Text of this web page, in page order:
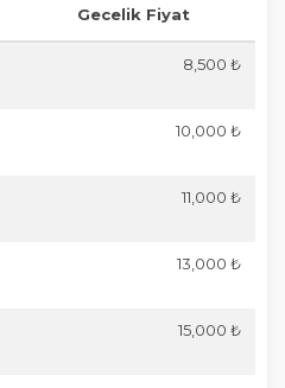
Gecelik Fiyat
8,500 ₺
10,000 ₺
11,000 ₺
13,000 ₺
15,000 ₺